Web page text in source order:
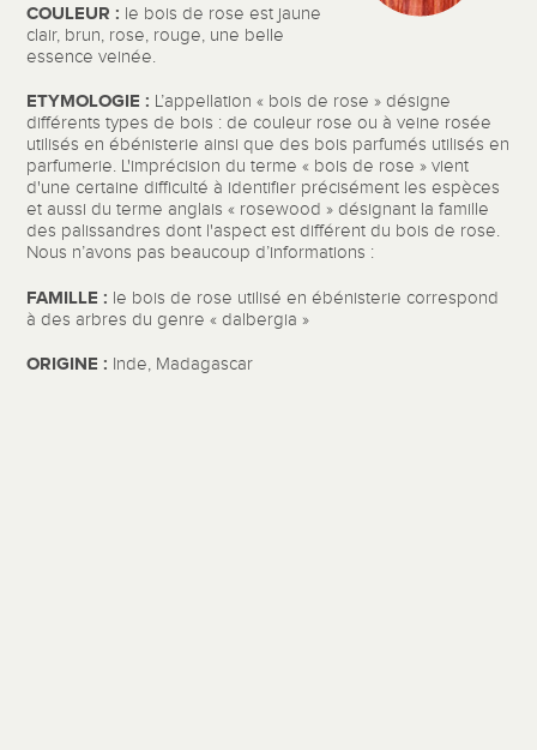
COULEUR : le bois de rose est jaune
clair, brun, rose, rouge, une belle
essence veinée.
ETYMOLOGIE : L’appellation « bois de rose » désigne
différents types de bois : de couleur rose ou à veine rosée
utilisés en ébénisterie ainsi que des bois parfumés utilisés en
parfumerie. L'imprécision du terme « bois de rose » vient
d'une certaine difficulté à identifier précisément les espèces
et aussi du terme anglais « rosewood » désignant la famille
des palissandres dont l'aspect est différent du bois de rose.
Nous n’avons pas beaucoup d’informations :
FAMILLE : le bois de rose utilisé en ébénisterie correspond
à des arbres du genre « dalbergia »
ORIGINE : Inde, Madagascar